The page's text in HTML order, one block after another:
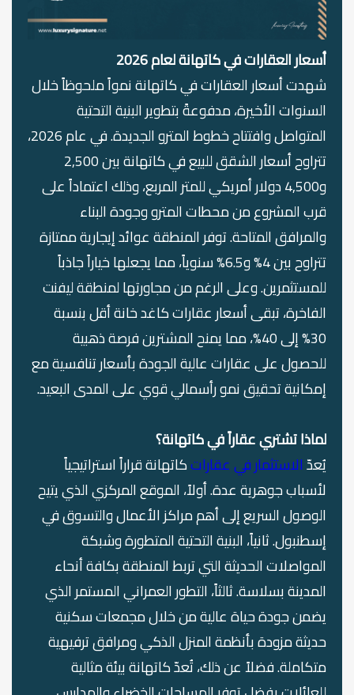
أسعار العقارات فيكاتهانةلعام 2026
شهدت أسعار العقارات في كاتهانة نمواً ملحوظاً خلال
السنوات الأخيرة، مدفوعةً بتطوير البنية التحتية
المتواصل وافتتاح خطوط المترو الجديدة. في عام 2026،
تتراوح أسعار الشقق للبيع في كاتهانة بين 2,500
و4,500 دولار أمريكي للمتر المربع، وذلك اعتماداً على
قرب المشروع من محطات المترو وجودة البناء
والمرافق المتاحة. توفر المنطقة عوائد إيجارية ممتازة
تتراوح بين 4% و6.5% سنوياً، مما يجعلها خياراً جاذباً
للمستثمرين. وعلى الرغم من مجاورتها لمنطقة ليفنت
الفاخرة، تبقى أسعار عقارات كاغد خانة أقل بنسبة
30% إلى 40%، مما يمنح المشترين فرصة ذهبية
للحصول على عقارات عالية الجودة بأسعار تنافسية مع
إمكانية تحقيق نمو رأسمالي قوي على المدى البعيد.
لماذا تشتري عقاراً في كاتهانة؟
يُعدّالاستثمار في عقاراتكاتهانة قراراً استراتيجياً
لأسباب جوهرية عدة. أولاً، الموقع المركزي الذي يتيح
الوصول السريع إلى أهم مراكز الأعمال والتسوق في
إسطنبول. ثانياً، البنية التحتية المتطورة وشبكة
المواصلات الحديثة التي تربط المنطقة بكافة أنحاء
المدينة بسلاسة. ثالثاً، التطور العمراني المستمر الذي
يضمن جودة حياة عالية من خلال مجمعات سكنية
حديثة مزودة بأنظمة المنزل الذكي ومرافق ترفيهية
متكاملة. فضلاً عن ذلك، تُعدّ كاتهانة بيئة مثالية